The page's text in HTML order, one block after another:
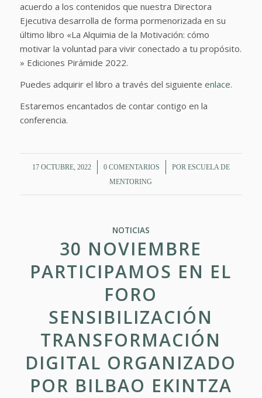
acuerdo a los contenidos que nuestra Directora
Ejecutiva desarrolla de forma pormenorizada en su
último libro «La Alquimia de la Motivación: cómo
motivar la voluntad para vivir conectado a tu propósito.
» Ediciones Pirámide 2022.
Puedes adquirir el libro a través del siguiente enlace.
Estaremos encantados de contar contigo en la
conferencia.
17 OCTUBRE, 2022
/ 0 COMENTARIOS
/ POR ESCUELA DE
MENTORING
NOTICIAS
30 NOVIEMBRE
PARTICIPAMOS EN EL
FORO
SENSIBILIZACIÓN
TRANSFORMACIÓN
DIGITAL ORGANIZADO
POR BILBAO EKINTZA